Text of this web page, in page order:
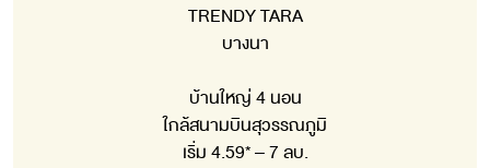
TRENDY TARA
บางนา
บ้านใหญ่ 4 นอน
ใกล้สนามบินสุวรรณภูมิ
เริ่ม 4.59* – 7 ลบ.